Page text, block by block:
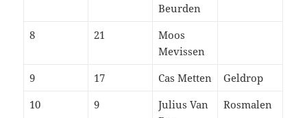
Beurden
8 21
Moos
Mevissen
9
17 Cas Metten
Geldrop
10
9
Julius Van
Rosmalen